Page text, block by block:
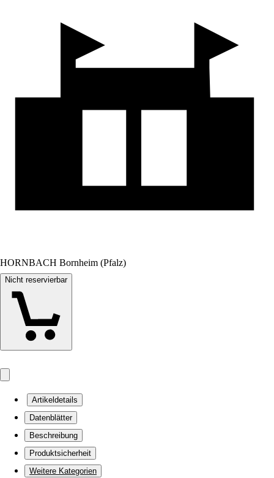
HORNBACH Bornheim (Pfalz)
Nicht reservierbar
Artikeldetails
Datenblätter
Beschreibung
Produktsicherheit
Weitere Kategorien